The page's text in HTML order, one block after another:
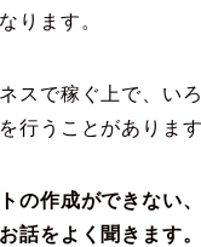
ります。
スで稼ぐ上で、い
行うことがあります
の作成ができない
話をよく聞きます。